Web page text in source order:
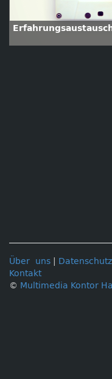
Über uns
Kontakt
© Multimedia Kontor